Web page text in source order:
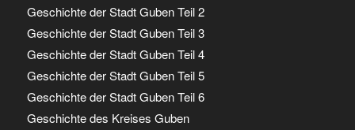
Geschichte der Stadt Guben Teil 2
Geschichte der Stadt Guben Teil 3
Geschichte der Stadt Guben Teil 4
Geschichte der Stadt Guben Teil 5
Geschichte der Stadt Guben Teil 6
Geschichte des Kreises Guben